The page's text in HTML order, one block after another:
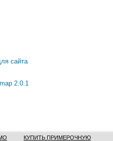
сайта
2.0.1
КУПИТЬ ПРИМЕРОЧНУЮ